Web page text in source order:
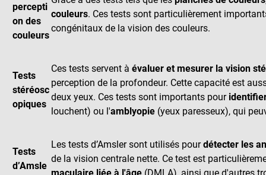
percepti
on des
couleurs
couleurs. Ces tests sont particulièrement
congénitaux de la vision des couleurs.
Tests
stéréosc
opiques
Ces tests servent à évaluer et mesurer la vision
perception de la profondeur. Cette capacité est
deux yeux. Ces tests sont importants pour
louchent) ou l'amblyopie (yeux paresseux), qui
Tests
d’Amsle
Les tests d’Amsler sont utilisés pourdétecter les
de la vision centrale nette. Ce test est